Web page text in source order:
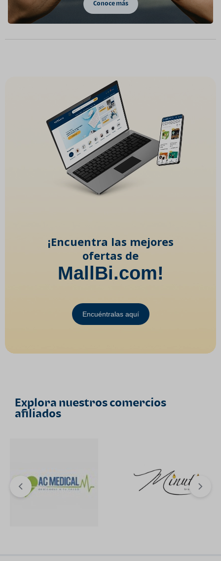
Conoce más
¡Encuentra las mejores
ofertas de
MallBi.com!
Encuéntralas aquí
Explora nuestros comercios
afiliados